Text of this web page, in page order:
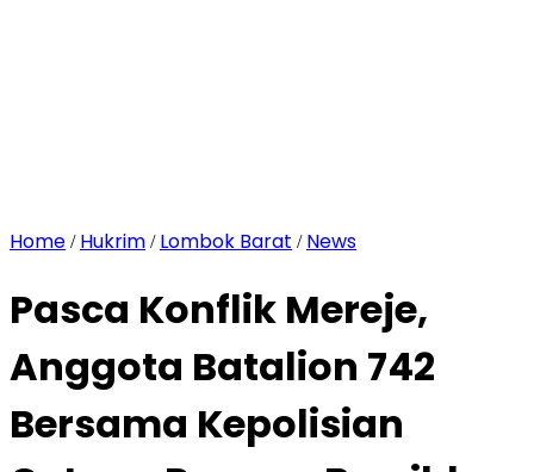
Home / Hukrim / Lombok Barat / News
Pasca Konflik Mereje,
Anggota Batalion 742
Bersama Kepolisian